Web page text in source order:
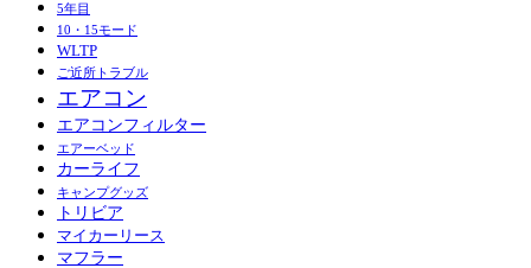
5年目
10・15モード
WLTP
ご近所トラブル
エアコン
エアコンフィルター
エアーベッド
カーライフ
キャンプグッズ
トリビア
マイカーリース
マフラー